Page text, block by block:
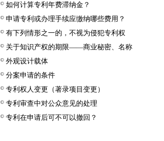
如何计算专利年费滞纳金？
申请专利或办理手续应缴纳哪些费用？
有下列情形之一的，不视为侵犯专利权
关于知识产权的期限——商业秘密、名称
外观设计载体
分案申请的条件
专利权人变更（著录项目变更）
专利审查中对公众意见的处理
专利在申请后可不可以撤回？